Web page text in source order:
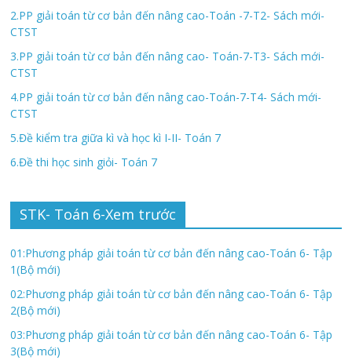
2.PP giải toán từ cơ bản đến nâng cao-Toán -7-T2- Sách mới-
CTST
3.PP giải toán từ cơ bản đến nâng cao- Toán-7-T3- Sách mới-
CTST
4.PP giải toán từ cơ bản đến nâng cao-Toán-7-T4- Sách mới-
CTST
5.Đề kiểm tra giữa kì và học kì I-II- Toán 7
6.Đề thi học sinh giỏi- Toán 7
STK- Toán 6-Xem trước
01:Phương pháp giải toán từ cơ bản đến nâng cao-Toán 6- Tập
1(Bộ mới)
02:Phương pháp giải toán từ cơ bản đến nâng cao-Toán 6- Tập
2(Bộ mới)
03:Phương pháp giải toán từ cơ bản đến nâng cao-Toán 6- Tập
3(Bộ mới)